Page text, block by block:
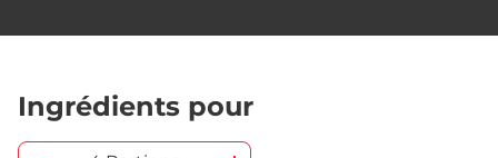
Ingrédients pour